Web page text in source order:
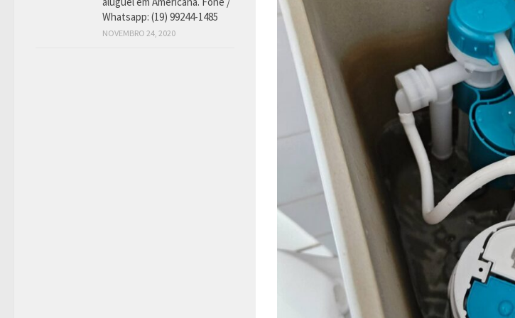
Whatsapp: (19) 99244-1485
NOVEMBRO 24, 2020